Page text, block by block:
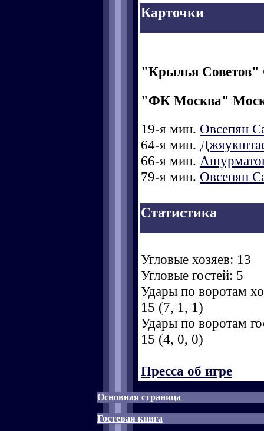
Карточки
"Крылья Советов"
"ФК Москва"
19-я мин. Овсепян
64-я мин.
66-я мин.
79-я мин. Овсепян
Статистика
Угловые хозяев: 13
Угловые гостей: 5
Удары по воротам
15 (7, 1, 1)
Удары по воротам
15 (4, 0, 0)
Пресса об игре
Основная страница
Гостевая книга